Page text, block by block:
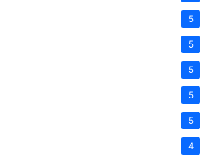
5
5
5
5
5
4